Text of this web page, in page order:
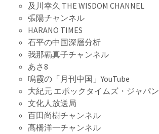
及川幸久 THE WISDOM CHANNEL
張陽チャンネル
HARANO TIMES
石平の中国深層分析
我那覇真子チャンネル
あさ8
鳴霞の「月刊中国」YouTube
大紀元 エポックタイムズ・ジャパン
文化人放送局
百田尚樹チャンネル
髙橋洋一チャンネル